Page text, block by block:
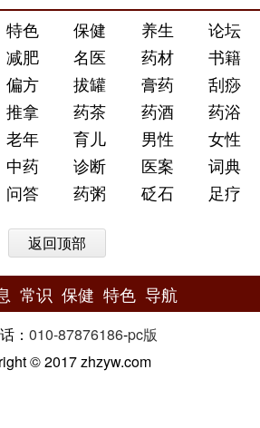
特色 保健 养生
论坛
减肥 名医 药材
书籍
偏方 拔罐 膏药
刮痧
推拿 药茶 药酒
药浴
老年 育儿 男性
女性
中药 诊断 医案
词典
问答 药粥 砭石 足疗
返回顶部
常识 保健 特色 导航
： 010-87876186-pc版
© 2017 zhzyw.com